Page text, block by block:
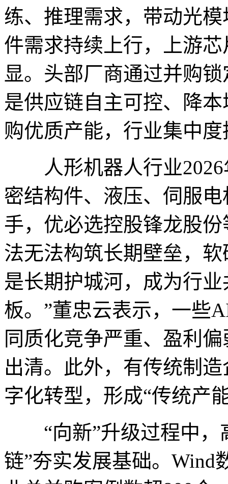
练、推理需求，带动光
件需求持续上行，上游
显。头部厂商通过并购
是供应链自主可控、降
购优质产能，行业集中
人形机器人行业2026
密结构件、液压、伺服
手，优必选控股锋龙股
法无法构筑长期壁垒，
是长期护城河，成为行
板。”董忠云表示，一些
同质化竞争严重、盈利
出清。此外，有传统制
字化转型，形成“传统产
“向新”升级过程中，
链”夯实发展基础。Wind